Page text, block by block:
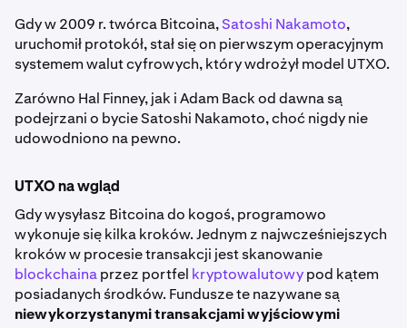
Gdy w 2009 r. twórca Bitcoina,Satoshi Nakamoto,
uruchomił protokół, stał się on pierwszym operacyjnym
systemem walut cyfrowych, który wdrożył model UTXO.
Zarówno Hal Finney, jak i Adam Back od dawna są
podejrzani o bycie Satoshi Nakamoto, choć nigdy nie
udowodniono na pewno.
UTXO na wgląd
Gdy wysyłasz Bitcoina do kogoś, programowo
wykonuje się kilka kroków. Jednym z najwcześniejszych
kroków w procesie transakcji jest skanowanie
blockchainaprzez portfel kryptowalutowypod kątem
posiadanych środków. Fundusze te nazywane są
niewykorzystanymi transakcjami wyjściowymi